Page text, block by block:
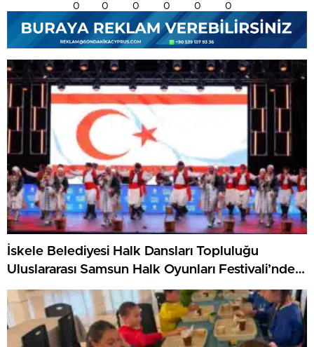
0 0 0 0 0 0
İskele Belediyesi Halk Dansları Topluluğu
Uluslararası Samsun Halk Oyunları Festivali’nde
KKTC’yi Gururla Temsil Ediyor